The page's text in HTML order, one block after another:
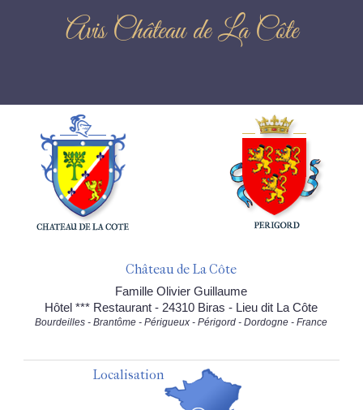
Avis Château de La Côte
Château de La Côte
Famille Olivier Guillaume
Hôtel *** Restaurant - 24310 Biras - Lieu dit La Côte
Bourdeilles - Brantôme - Périgueux - Périgord - Dordogne - France
Localisation